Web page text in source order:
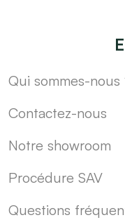
Qui sommes-nous
Contactez-nous
Notre showroom
Procédure SAV
Questions